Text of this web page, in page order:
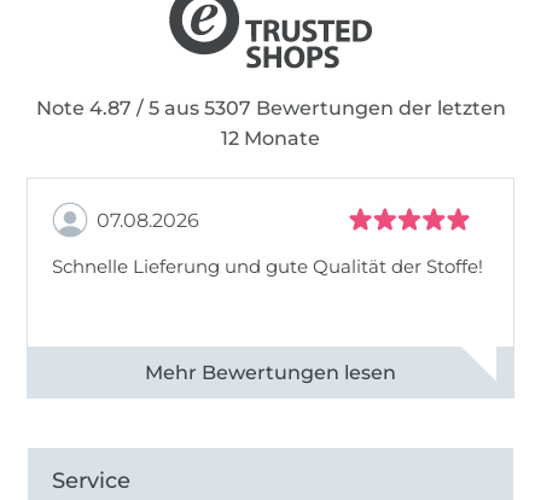
Note 4.87 / 5 aus 5307 Bewertungen der letzten
12 Monate
07.08.2026
Schnelle Lieferung und gute Qualität der Stoffe!
Alle 82968 Bewertungen ansehen
Service